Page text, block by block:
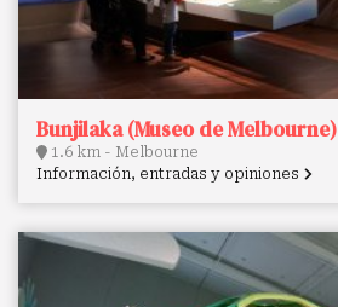
Bunjilaka (Museo de Melbourne)
1.6 km - Melbourne
Información, entradas y opiniones